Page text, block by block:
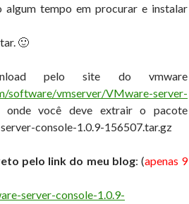
algum tempo em procurar e instalar
🙂
pelo site do vmware
software/vmserver/VMware-server-
onde você deve extrair o pacote
console-1.0.9-156507.tar.gz
pelo link do meu blog: (apenas 9
server-console-1.0.9-